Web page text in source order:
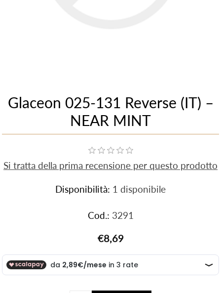
Glaceon 025-131 Reverse (IT) –
NEAR MINT
Si tratta della prima recensione per questo prodotto
Disponibilità: 1 disponibile
Cod.: 3291
€8,69